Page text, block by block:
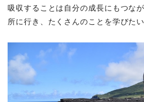
吸収することは自分の成長にもつな
所に行き、たくさんのことを学びた